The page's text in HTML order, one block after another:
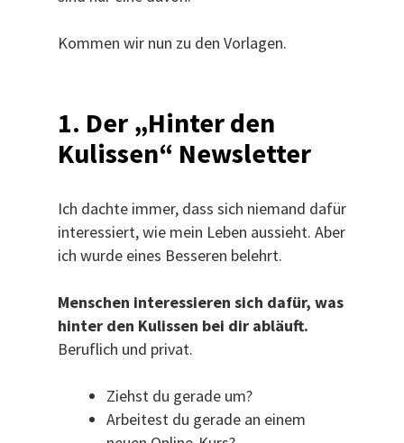
Kommen wir nun zu den Vorlagen.
1. Der „Hinter den
Kulissen“ Newsletter
Ich dachte immer, dass sich niemand dafür
interessiert, wie mein Leben aussieht. Aber
ich wurde eines Besseren belehrt.
Menschen interessieren sich dafür, was
hinter den Kulissen bei dir abläuft.
Beruflich und privat.
Ziehst du gerade um?
Arbeitest du gerade an einem